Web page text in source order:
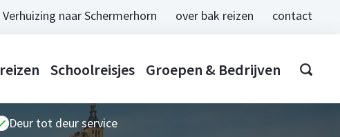
Verhuizing naar Schermerhorn over bak reizen contact
Schoolreisjes Groepen & Bedrijven
Deur tot deur service